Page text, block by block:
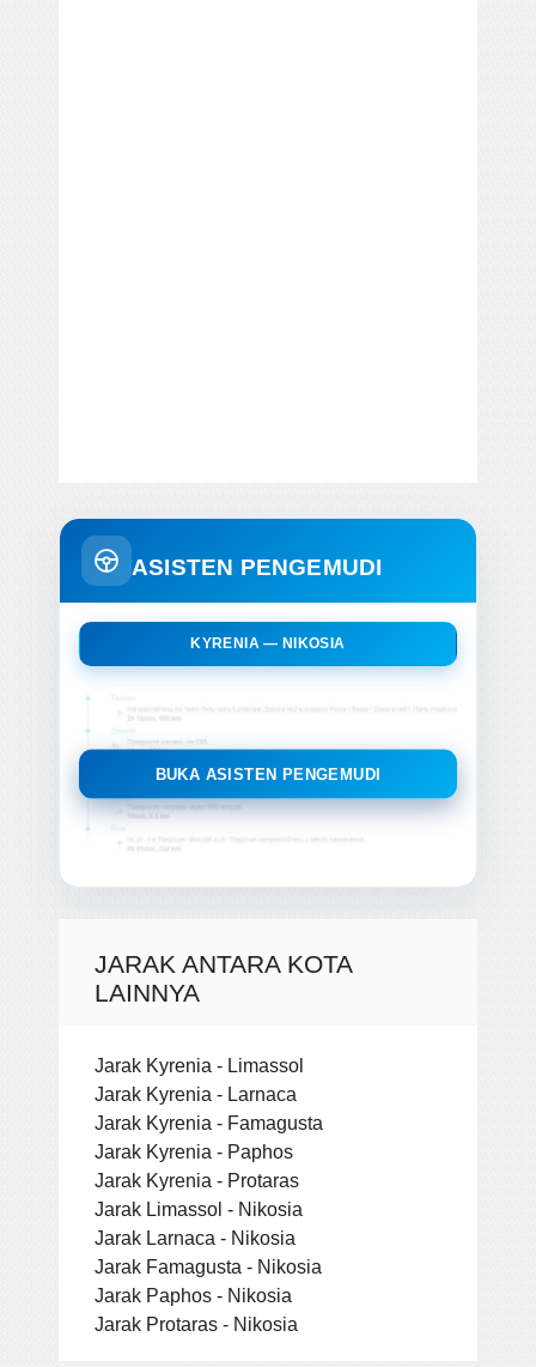
ASISTEN PENGEMUDI
KYRENIA — NIKOSIA
BUKA ASISTEN PENGEMUDI
JARAK ANTARA KOTA
LAINNYA
Jarak Kyrenia - Limassol
Jarak Kyrenia - Larnaca
Jarak Kyrenia - Famagusta
Jarak Kyrenia - Paphos
Jarak Kyrenia - Protaras
Jarak Limassol - Nikosia
Jarak Larnaca - Nikosia
Jarak Famagusta - Nikosia
Jarak Paphos - Nikosia
Jarak Protaras - Nikosia